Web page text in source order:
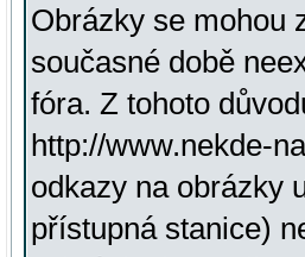
Obrázky se mohou
současné době
fóra. Z tohoto
http://www.nekde-
odkazy na obrázky
přístupná stanice)